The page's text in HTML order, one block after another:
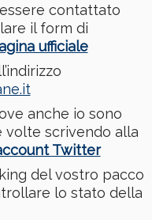
contattato
il form di
ufficiale
anche io sono
volte scrivendo alla
Twitter
del vostro pacco
lo stato della